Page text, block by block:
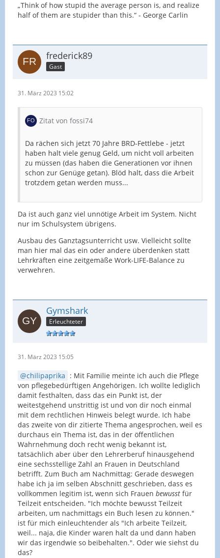
„Think of how stupid the average person is, and realize
half of them are stupider than this.“ - George Carlin
frederick89
Gast
31. März 2023 15:02
Zitat von fossi74
Da rächen sich jetzt 70 Jahre BRD-Fettlebe - jetzt
haben halt viele genug Geld, um nicht voll arbeiten
zu müssen (das haben die Generationen vor ihnen
schon zur Genüge getan). Blöd halt, dass die Arbeit
trotzdem getan werden muss...
Da ist auch ganz viel unnötige Arbeit im System. Nicht
nur im Schulsystem übrigens.
Ausbau des Ganztagsunterricht usw. Vielleicht sollte
man hier mal das ein oder andere überdenken statt
Lehrkräften eine zeitgemäße Work-LIFE-Balance zu
verwehren.
Gymshark
Erleuchteter
31. März 2023 15:05
chilipaprika : Mit Familie meinte ich auch die Pflege
von pflegebedürftigen Angehörigen. Ich wollte lediglich
damit festhalten, dass das ein Punkt ist, der
weitestgehend unstrittig ist und von dir noch einmal
mit dem rechtlichen Hinweis belegt wurde. Ich habe
das zweite von dir zitierte Thema angesprochen, weil es
durchaus ein Thema ist, das in der öffentlichen
Wahrnehmung doch recht wenig bekannt ist,
tatsächlich aber über den Lehrerberuf hinausgehend
eine sechsstellige Zahl an Frauen in Deutschland
betrifft. Zum Buch am Nachmittag: Gerade deswegen
habe ich ja im selben Abschnitt geschrieben, dass es
vollkommen legitim ist, wenn sich Frauen bewusst für
Teilzeit entscheiden. "Ich möchte bewusst Teilzeit
arbeiten, um nachmittags ein Buch lesen zu können."
ist für mich einleuchtender als "Ich arbeite Teilzeit,
weil... naja, die Kinder waren halt da und dann haben
wir das irgendwie so beibehalten.". Oder wie siehst du
das?